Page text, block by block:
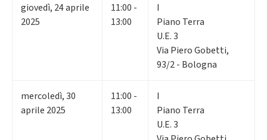
giovedì, 24aprile
2025
11:00 -
13:00
I
Piano Terra
U.E. 3
Via Piero Gobetti,
93/2 - Bologna
mercoledì,30
aprile 2025
11:00 -
13:00
I
Piano Terra
U.E. 3